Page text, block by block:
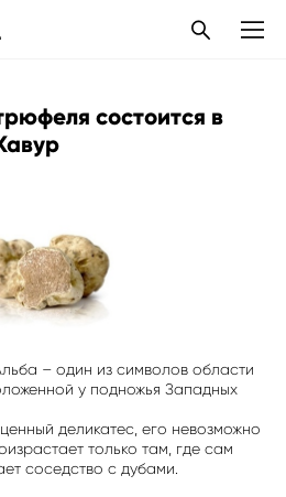
состоится в
– один из символов области
у подножья Западных
деликатес, его невозможно
только там, где сам
соседство с дубами.